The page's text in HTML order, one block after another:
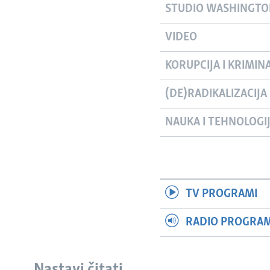
STUDIO
VIDEO
KORUPCIJA I
(DE)RADIKALIZACIJA
NAUKA I
TV PROGRAMI
RADIO